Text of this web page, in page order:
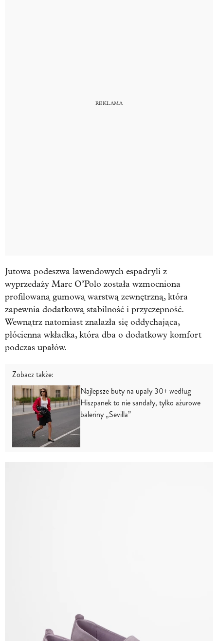
Jutowa podeszwa lawendowych espadryli z
wyprzedaży Marc O’Polo została wzmocniona
profilowaną gumową warstwą zewnętrzną, która
zapewnia dodatkową stabilność i przyczepność.
Wewnątrz natomiast znalazła się oddychająca,
płócienna wkładka, która dba o dodatkowy komfort
podczas upałów.
Zobacz także:
Najlepsze buty na upały 30+ według
Hiszpanek to nie sandały, tylko ażurowe
baleriny „Sevilla”